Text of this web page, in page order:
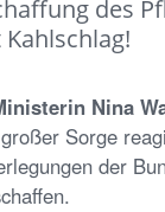
des
Nina
Sorge
der